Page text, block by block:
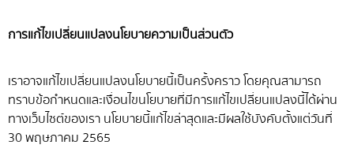
การแก้ไขเปลี่ยนแปลงนโยบายความเป็นส่วนตัว
เราอาจแก้ไขเปลี่ยนแปลงนโยบายนี้เป็นครั้งคราว โดยคุณสามารถ
ทราบข้อกำหนดและเงื่อนไขนโยบายที่มีการแก้ไขเปลี่ยนแปลงนี้ได้ผ่าน
ทางเว็บไซต์ของเรา นโยบายนี้แก้ไขล่าสุดและมีผลใช้บังคับตั้งแต่วันที่
30 พฤษภาคม 2565